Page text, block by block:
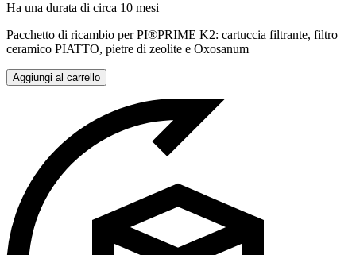
Ha una durata di circa 10 mesi
Pacchetto di ricambio per PI®PRIME K2: cartuccia filtrante, filtro
ceramico PIATTO, pietre di zeolite e Oxosanum
Aggiungi al carrello